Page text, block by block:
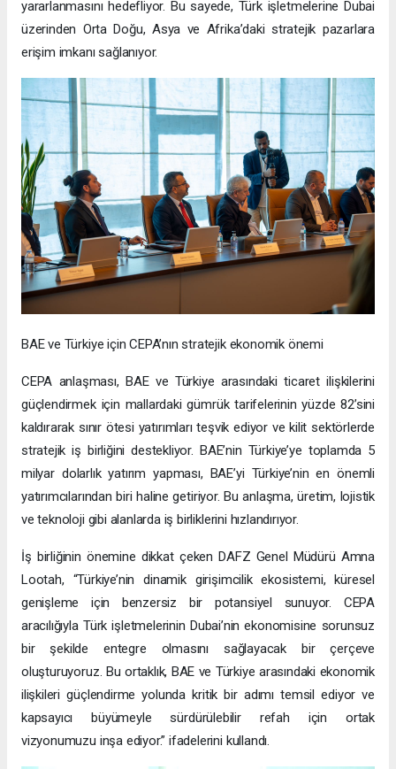
yararlanmasını hedefliyor. Bu sayede, Türk işletmelerine Dubai
üzerinden Orta Doğu, Asya ve Afrika’daki stratejik pazarlara
erişim imkanı sağlanıyor.
BAE ve Türkiye için CEPA’nın stratejik ekonomik önemi
CEPA anlaşması, BAE ve Türkiye arasındaki ticaret ilişkilerini
güçlendirmek için mallardaki gümrük tarifelerinin yüzde 82’sini
kaldırarak sınır ötesi yatırımları teşvik ediyor ve kilit sektörlerde
stratejik iş birliğini destekliyor. BAE’nin Türkiye’ye toplamda 5
milyar dolarlık yatırım yapması, BAE’yi Türkiye’nin en önemli
yatırımcılarından biri haline getiriyor. Bu anlaşma, üretim, lojistik
ve teknoloji gibi alanlarda iş birliklerini hızlandırıyor.
İş birliğinin önemine dikkat çeken DAFZ Genel Müdürü Amna
Lootah, “Türkiye’nin dinamik girişimcilik ekosistemi, küresel
genişleme için benzersiz bir potansiyel sunuyor. CEPA
aracılığıyla Türk işletmelerinin Dubai’nin ekonomisine sorunsuz
bir şekilde entegre olmasını sağlayacak bir çerçeve
oluşturuyoruz. Bu ortaklık, BAE ve Türkiye arasındaki ekonomik
ilişkileri güçlendirme yolunda kritik bir adımı temsil ediyor ve
kapsayıcı büyümeyle sürdürülebilir refah için ortak
vizyonumuzu inşa ediyor.” ifadelerini kullandı.